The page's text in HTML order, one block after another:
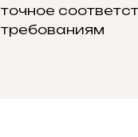
точное
требованиям